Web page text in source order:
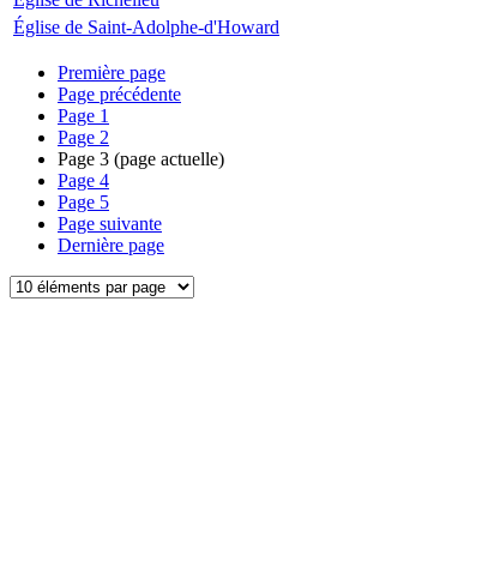
Église de Saint-Adolphe-d'Howard
Première page
Page précédente
Page 1
Page 2
Page 3 (page actuelle)
Page 4
Page 5
Page suivante
Dernière page